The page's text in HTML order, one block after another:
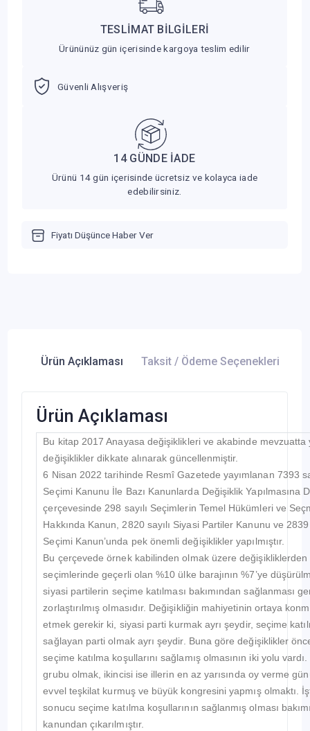
TESLİMAT BİLGİLERİ
Ürününüz gün içerisinde kargoya teslim edilir
Güvenli Alışveriş
14 GÜNDE İADE
Ürünü 14 gün içerisinde ücretsiz ve kolayca iade
edebilirsiniz.
Fiyatı Düşünce Haber Ver
Ürün Açıklaması Taksit / Ödeme Seçenekleri
Ürün Açıklaması
Bu kitap 2017 Anayasa değişiklikleri ve akabinde mevzuatta
değişiklikler dikkate alınarak güncellenmiştir.
6 Nisan 2022 tarihinde Resmî Gazetede yayımlanan 7393
Seçimi Kanunu İle Bazı Kanunlarda Değişiklik Yapılmasına
çerçevesinde 298 sayılı Seçimlerin Temel Hükümleri ve
Hakkında Kanun, 2820 sayılı Siyasi Partiler Kanunu ve 2839
Seçimi Kanun’unda pek önemli değişiklikler yapılmıştır.
Bu çerçevede örnek kabilinden olmak üzere
seçimlerinde geçerli olan %10 ülke barajının %7’ye
siyasi partilerin seçime katılması bakımından sağlanması
zorlaştırılmış olmasıdır. Değişikliğin mahiyetinin ortaya
etmek gerekir ki, siyasi parti kurmak ayrı şeydir, seçime
sağlayan parti olmak ayrı şeydir. Buna göre değişiklikler
seçime katılma koşullarını sağlamış olmasının iki yolu
grubu olmak, ikincisi ise illerin en az yarısında oy verme
evvel teşkilat kurmuş ve büyük kongresini yapmış olmaktı.
sonucu seçime katılma koşullarının sağlanmış olması
kanundan çıkarılmıştır.